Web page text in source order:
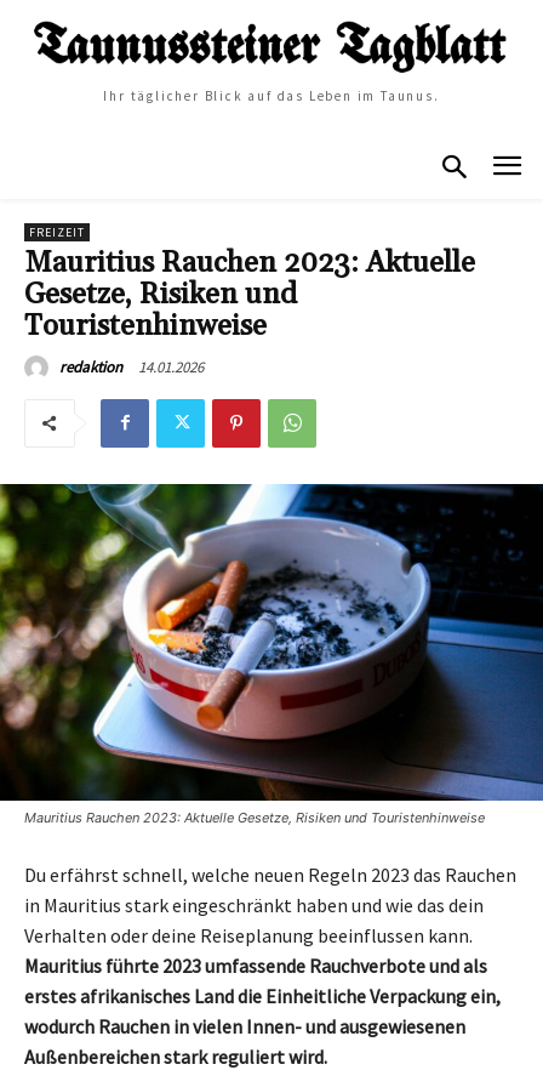
Ihr täglicher Blick auf das Leben im Taunus.
FREIZEIT
Mauritius Rauchen 2023: Aktuelle
Gesetze, Risiken und
Touristenhinweise
redaktion 14.01.2026
Mauritius Rauchen 2023: Aktuelle Gesetze, Risiken und Touristenhinweise
Du erfährst schnell, welche neuen Regeln 2023 das Rauchen
in Mauritius stark eingeschränkt haben und wie das dein
Verhalten oder deine Reiseplanung beeinflussen kann.
Mauritius führte 2023 umfassende Rauchverbote und als
erstes afrikanisches Land die Einheitliche Verpackung ein,
wodurch Rauchen in vielen Innen- und ausgewiesenen
Außenbereichen stark reguliert wird.